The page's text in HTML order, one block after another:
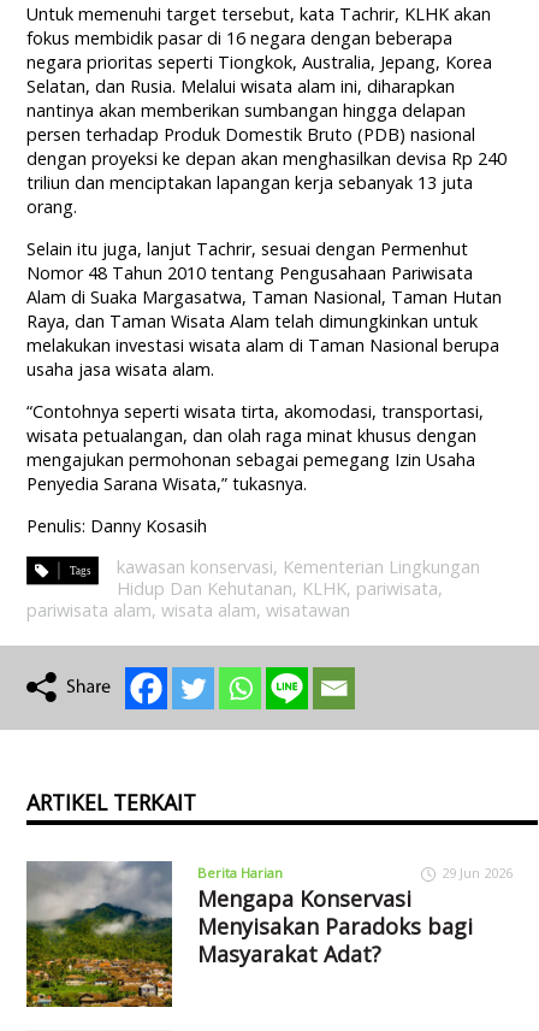
Untuk memenuhi target tersebut, kata Tachrir, KLHK akan
fokus membidik pasar di 16 negara dengan beberapa
negara prioritas seperti Tiongkok, Australia, Jepang, Korea
Selatan, dan Rusia. Melalui wisata alam ini, diharapkan
nantinya akan memberikan sumbangan hingga delapan
persen terhadap Produk Domestik Bruto (PDB) nasional
dengan proyeksi ke depan akan menghasilkan devisa Rp 240
triliun dan menciptakan lapangan kerja sebanyak 13 juta
orang.
Selain itu juga, lanjut Tachrir, sesuai dengan Permenhut
Nomor 48 Tahun 2010 tentang Pengusahaan Pariwisata
Alam di Suaka Margasatwa, Taman Nasional, Taman Hutan
Raya, dan Taman Wisata Alam telah dimungkinkan untuk
melakukan investasi wisata alam di Taman Nasional berupa
usaha jasa wisata alam.
“Contohnya seperti wisata tirta, akomodasi, transportasi,
wisata petualangan, dan olah raga minat khusus dengan
mengajukan permohonan sebagai pemegang Izin Usaha
Penyedia Sarana Wisata,” tukasnya.
Penulis: Danny Kosasih
kawasan konservasi, Kementerian Lingkungan
Hidup Dan Kehutanan, KLHK, pariwisata,
pariwisata alam,wisata alam,wisatawan
ARTIKEL TERKAIT
Berita Harian 29 Jun 2026
Mengapa Konservasi
Menyisakan Paradoks bagi
Masyarakat Adat?